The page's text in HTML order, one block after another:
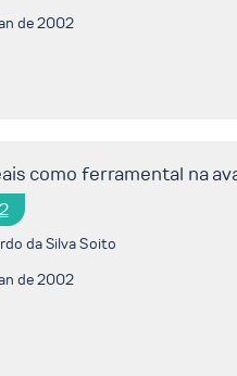
de 2002
como ferramental na
da Silva Soito
de 2002